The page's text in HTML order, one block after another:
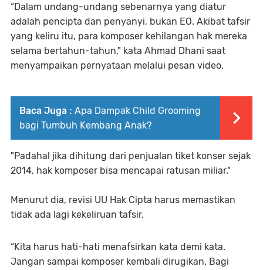
“Dalam undang-undang sebenarnya yang diatur
adalah pencipta dan penyanyi, bukan EO. Akibat tafsir
yang keliru itu, para komposer kehilangan hak mereka
selama bertahun-tahun," kata Ahmad Dhani saat
menyampaikan pernyataan melalui pesan video.
Baca Juga : Apa Dampak Child Grooming
bagi Tumbuh Kembang Anak?
"Padahal jika dihitung dari penjualan tiket konser sejak
2014, hak komposer bisa mencapai ratusan miliar."
Menurut dia, revisi UU Hak Cipta harus memastikan
tidak ada lagi kekeliruan tafsir.
“Kita harus hati-hati menafsirkan kata demi kata.
Jangan sampai komposer kembali dirugikan. Bagi